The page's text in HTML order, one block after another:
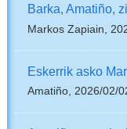
Barka, Amatiño,
Markos Zapiain,
Eskerrik asko
Amatiño, 2026/02/